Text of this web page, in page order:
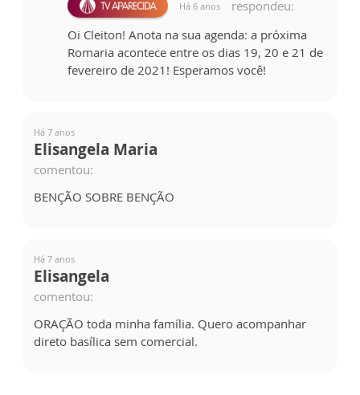
Há 6 anos
respondeu:
Oi Cleiton! Anota na sua agenda: a próxima
Romaria acontece entre os dias 19, 20 e 21 de
fevereiro de 2021! Esperamos você!
Há 7 anos
Elisangela Maria
comentou:
BENÇÃO SOBRE BENÇÃO
Há 7 anos
Elisangela
comentou:
ORAÇÃO toda minha família. Quero acompanhar
direto basílica sem comercial.